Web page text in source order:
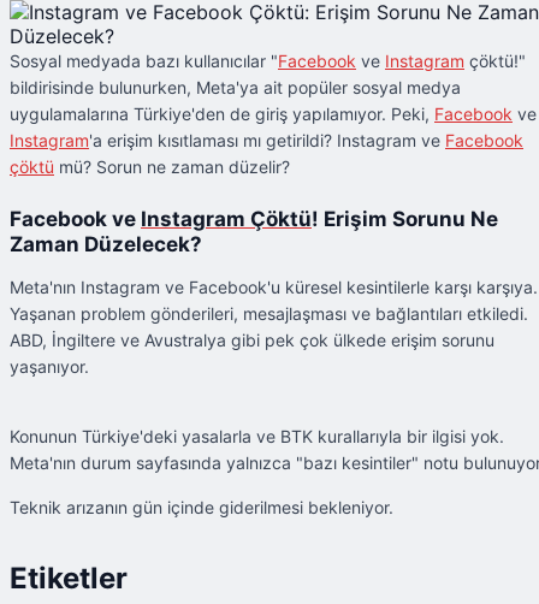
Sosyal medyada bazı kullanıcılar "Facebook ve Instagram çöktü!"
bildirisinde bulunurken, Meta'ya ait popüler sosyal medya
uygulamalarına Türkiye'den de giriş yapılamıyor. Peki, Facebook ve
Instagram'a erişim kısıtlaması mı getirildi? Instagram ve Facebook
çöktü mü? Sorun ne zaman düzelir?
Facebook ve Instagram Çöktü! Erişim Sorunu Ne
Zaman Düzelecek?
Meta'nın Instagram ve Facebook'u küresel kesintilerle karşı karşıya.
Yaşanan problem gönderileri, mesajlaşması ve bağlantıları etkiledi.
ABD, İngiltere ve Avustralya gibi pek çok ülkede erişim sorunu
yaşanıyor.
Konunun Türkiye'deki yasalarla ve BTK kurallarıyla bir ilgisi yok.
Meta'nın durum sayfasında yalnızca "bazı kesintiler" notu
Teknik arızanın gün içinde giderilmesi bekleniyor.
Etiketler